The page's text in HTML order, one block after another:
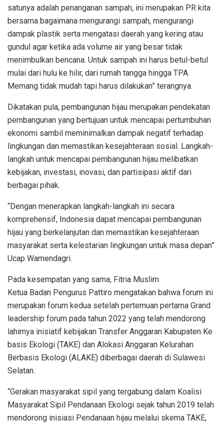
satunya adalah penanganan sampah, ini merupakan PR kita
bersama bagaimana mengurangi sampah, mengurangi
dampak plastik serta mengatasi daerah yang kering atau
gundul agar ketika ada volume air yang besar tidak
menimbulkan bencana. Untuk sampah ini harus betul-betul
mulai dari hulu ke hilir, dari rumah tangga hingga TPA.
Memang tidak mudah tapi harus dilakukan” terangnya.
Dikatakan pula, pembangunan hijau merupakan pendekatan
pembangunan yang bertujuan untuk mencapai pertumbuhan
ekonomi sambil meminimalkan dampak negatif terhadap
lingkungan dan memastikan kesejahteraan sosial. Langkah-
langkah untuk mencapai pembangunan hijau melibatkan
kebijakan, investasi, inovasi, dan partisipasi aktif dari
berbagai pihak.
“Dengan menerapkan langkah-langkah ini secara
komprehensif, Indonesia dapat mencapai pembangunan
hijau yang berkelanjutan dan memastikan kesejahteraan
masyarakat serta kelestarian lingkungan untuk masa depan”
Ucap Wamendagri.
Pada kesempatan yang sama, Fitria Muslim
Ketua Badan Pengurus Pattiro mengatakan bahwa forum ini
merupakan forum kedua setelah pertemuan pertama Grand
leadership forum pada tahun 2022 yang telah mendorong
lahirnya inisiatif kebijakan Transfer Anggaran Kabupaten Ke
basis Ekologi (TAKE) dan Alokasi Anggaran Kelurahan
Berbasis Ekologi (ALAKE) diberbagai daerah di Sulawesi
Selatan.
“Gerakan masyarakat sipil yang tergabung dalam Koalisi
Masyarakat Sipil Pendanaan Ekologi sejak tahun 2019 telah
mendorong inisiasi Pendanaan hijau melalui skema TAKE,